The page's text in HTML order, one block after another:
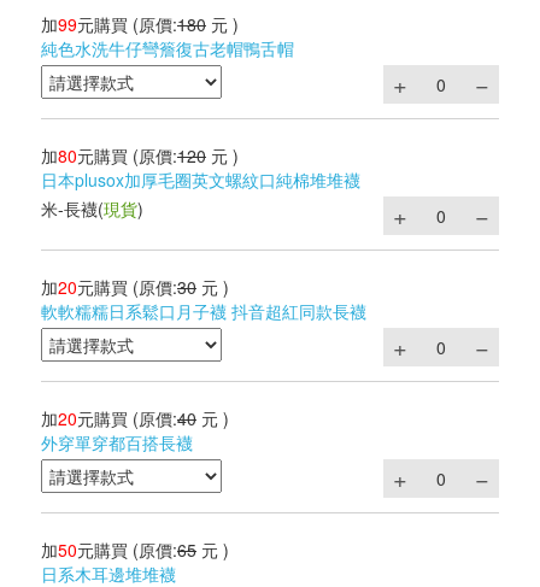
加99元購買 (原價:180 元 )
純色水洗牛仔彎簷復古老帽鴨舌帽
加80元購買 (原價:120 元 )
日本plusox加厚毛圈英文螺紋口純棉堆堆襪
米-長襪(現貨)
加20元購買 (原價:30 元 )
軟軟糯糯日系鬆口月子襪 抖音超紅同款長襪
加20元購買 (原價:40 元 )
外穿單穿都百搭長襪
加50元購買 (原價:65 元 )
日系木耳邊堆堆襪